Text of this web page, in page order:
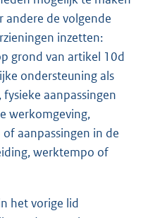
andere de volgende
inzetten:
grond van artikel 10d
ondersteuning als
aanpassingen
werkomgeving,
aanpassingen in de
werktempo of
het vorige lid